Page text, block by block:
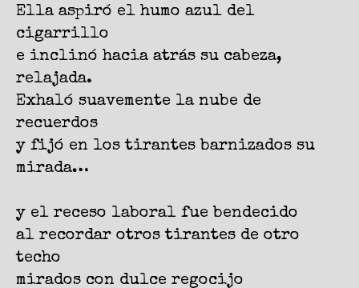
Ella aspiró el humo azul del
cigarrillo
e inclinó hacia atrás su cabeza,
relajada.
Exhaló suavemente la nube de
recuerdos
y fijó en los tirantes barnizados su
mirada…
y el receso laboral fue bendecido
al recordar otros tirantes de otro
techo
mirados con dulce regocijo